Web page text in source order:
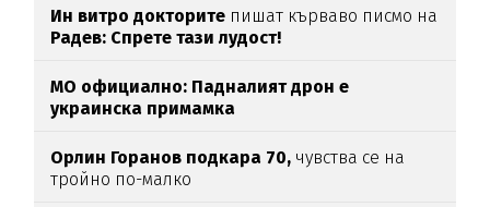
Ин витро докторите пишат кърваво писмо на
Радев: Спрете тази лудост!
МО официално: Падналият дрон е
украинска примамка
Орлин Горанов подкара 70, чувства се на
тройно по-малко